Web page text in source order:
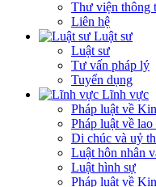
Thư viện thông
Liên hệ
Luật sư
Luật sư
Tư vấn pháp lý
Tuyển dụng
Lĩnh vực
Pháp luật về
Pháp luật về lao
Di chúc và uỷ
Luật hôn nhân
Luật hình sự
Pháp luật về